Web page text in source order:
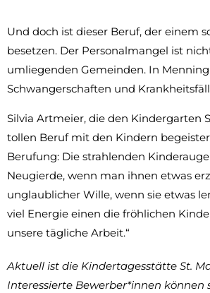
Und doch ist dieser Beruf, der einem
besetzen. Der Personalmangel ist
umliegenden Gemeinden. In
Schwangerschaften und
Silvia Artmeier, die den Kindergarten
tollen Beruf mit den Kindern
Berufung: Die strahlenden
Neugierde, wenn man ihnen etwas
unglaublicher Wille, wenn sie etwas
viel Energie einen die fröhlichen
unsere tägliche Arbeit.“
Aktuell ist die Kindertagesstätte St.
Interessierte Bewerber*innen